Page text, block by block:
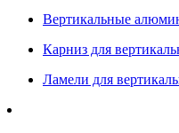
Вертикальные
Карниз для
Ламели для